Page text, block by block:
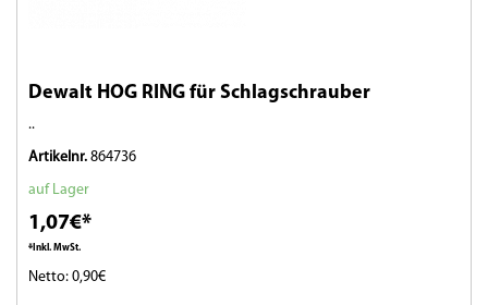
Dewalt HOG RING für Schlagschrauber
..
Artikelnr. 864736
auf Lager
1,07€*
*Inkl. MwSt.
Netto: 0,90€